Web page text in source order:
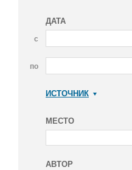
ДАТА
с
по
ИСТОЧНИК
МЕСТО
АВТОР